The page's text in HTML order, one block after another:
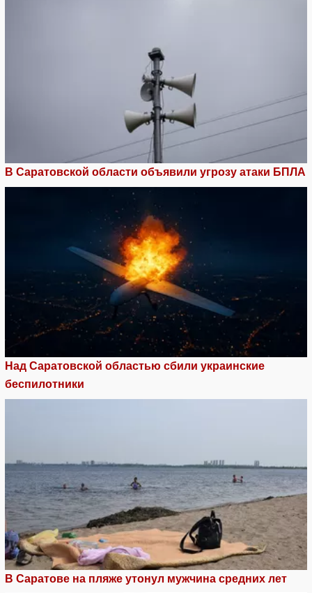
В Саратовской области объявили угрозу атаки БПЛА
Над Саратовской областью сбили украинские
беспилотники
В Саратове на пляже утонул мужчина средних лет